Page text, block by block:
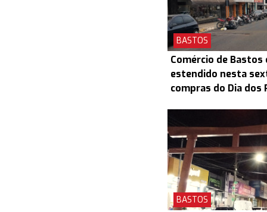
BASTOS
Comércio de
estendido nesta
compras do Dia dos
BASTOS